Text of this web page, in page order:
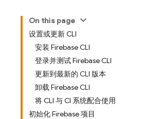
On this page
设置或更新 CLI
安装 Firebase CLI
登录并测试 Firebase CLI
更新到最新的 CLI 版本
卸载 Firebase CLI
将 CLI 与 CI 系统配合使用
初始化 Firebase 项目